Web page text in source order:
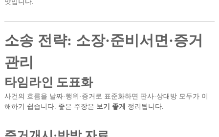
앗입니다.
소송 전략: 소장·준비서면·증거
관리
타임라인 도표화
사건의 흐름을 날짜·행위·증거로 표준화하면 판사·상대방 모두가 이
해하기 쉽습니다. 좋은 주장은 보기 좋게 정리됩니다.